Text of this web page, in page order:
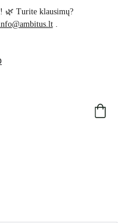
! 🌿 Turite klausimų?
.